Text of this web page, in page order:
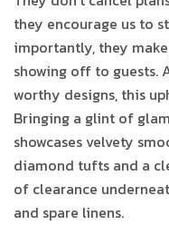
they encourage us to
importantly, they
showing off to guests.
worthy designs, this
Bringing a glint of
showcases velvety
diamond tufts and a
of clearance
and spare linens.